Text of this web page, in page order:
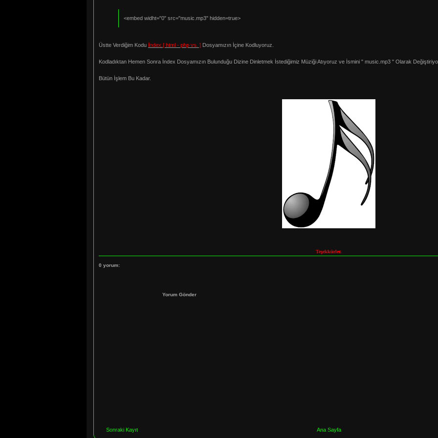
<embed widht="0" src="music.mp3" hidden=true>
Üstte Verdiğim Kodu İndex.[ html - php vs. ] Dosyamızın İçine Kodluyoruz.
Kodladıktan Hemen Sonra İndex Dosyamızın Bulunduğu Dizine Dinletmek İstediğimiz Müziği Atıyoruz ve İsmini " music.mp3 " Olarak
Bütün İşlem Bu Kadar.
Teşekkürler.
0 yorum:
Yorum Gönder
Sonraki Kayıt Ana Sayfa